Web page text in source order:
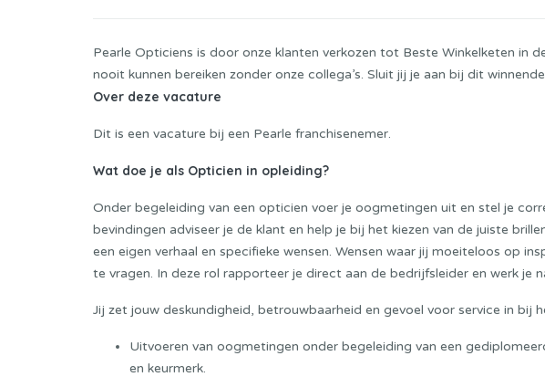
Pearle Opticiens is door onze klanten verkozen tot Beste Winkelketen in
nooit kunnen bereiken zonder onze collega’s. Sluit jij je aan bij dit
Over deze vacature
Dit is een vacature bij een Pearle franchisenemer.
Wat doe je als Opticien in opleiding?
Onder begeleiding van een opticien voer je oogmetingen uit en stel je
bevindingen adviseer je de klant en help je bij het kiezen van de juiste
een eigen verhaal en specifieke wensen. Wensen waar jij moeiteloos op
te vragen. In deze rol rapporteer je direct aan de bedrijfsleider en werk je
Jij zet jouw deskundigheid, betrouwbaarheid en gevoel voor service in bij
Uitvoeren van oogmetingen onder begeleiding van een
en keurmerk.